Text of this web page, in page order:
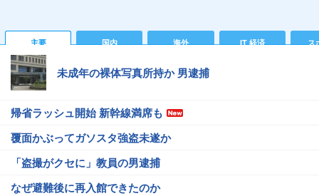
主要 国内 海外 IT 経済 ス
未成年の裸体写真所持か 男逮捕
帰省ラッシュ開始 新幹線満席も
覆面かぶってガソスタ強盗未遂か
「盗撮がクセに」教員の男逮捕
なぜ避難後に再入館できたのか